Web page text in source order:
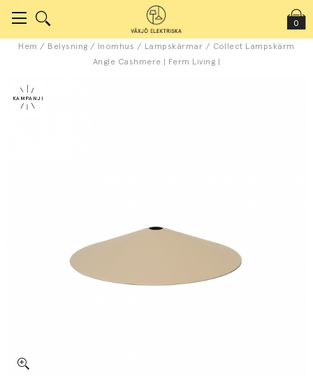
0
Hem / Belysning / Inomhus / Lampskärmar / Collect Lampskärm
Angle Cashmere | Ferm Living |